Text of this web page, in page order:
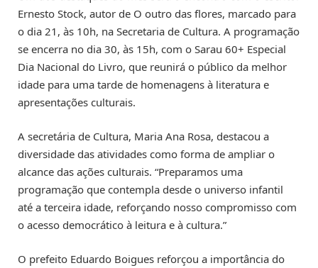
Ernesto Stock, autor de O outro das flores, marcado para
o dia 21, às 10h, na Secretaria de Cultura. A programação
se encerra no dia 30, às 15h, com o Sarau 60+ Especial
Dia Nacional do Livro, que reunirá o público da melhor
idade para uma tarde de homenagens à literatura e
apresentações culturais.
A secretária de Cultura, Maria Ana Rosa, destacou a
diversidade das atividades como forma de ampliar o
alcance das ações culturais. “Preparamos uma
programação que contempla desde o universo infantil
até a terceira idade, reforçando nosso compromisso com
o acesso democrático à leitura e à cultura.”
O prefeito Eduardo Boigues reforçou a importância do